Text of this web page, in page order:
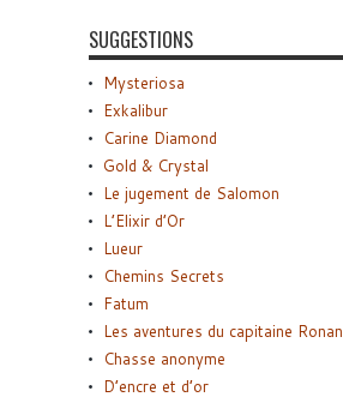
SUGGESTIONS
Mysteriosa
Exkalibur
Carine Diamond
Gold & Crystal
Le jugement de Salomon
L’Elixir d’Or
Lueur
Chemins Secrets
Fatum
Les aventures du capitaine Ronan
Chasse anonyme
D’encre et d’or